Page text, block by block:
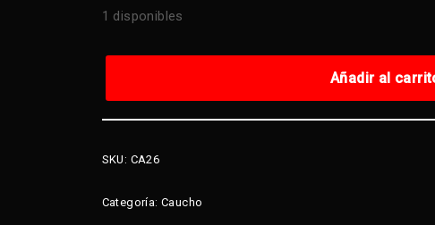
1 disponibles
Añadir al
SKU: CA26
Categoría: Caucho